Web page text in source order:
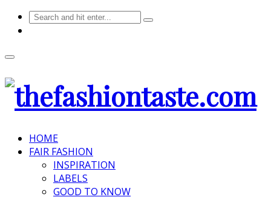
HOME
FAIR FASHION
INSPIRATION
LABELS
GOOD TO KNOW